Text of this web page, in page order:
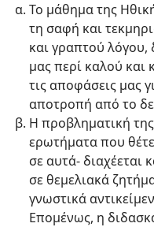
Το μάθημα της
τη σαφή και
και γραπτού λόγου,
μας περί καλού
τις αποφάσεις μας
αποτροπή από το
Η προβληματική
ερωτήματα που
σε αυτά- διαχέεται
σε θεμελιακά
γνωστικά
Επομένως, η